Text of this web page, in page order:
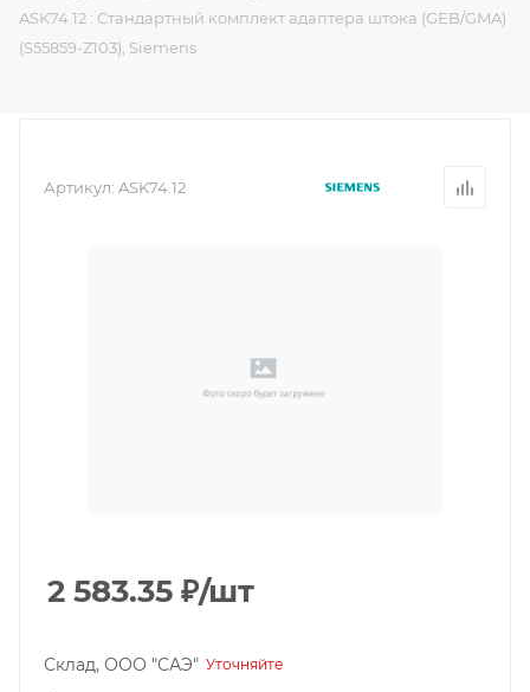
ASK74.12 : Стандартный комплект адаптера штока (GEB/GMA)
(S55859-Z103), Siemens
Артикул: ASK74.12
2 583.35 ₽/шт
Склад, ООО "САЭ" Уточняйте